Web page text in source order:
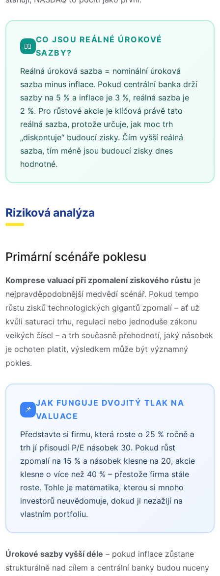
📖
CO JSOU REÁLNÉ ÚROKOVÉ
SAZBY?
Reálná úroková sazba = nominální úroková
sazba minus inflace. Pokud centrální banka drží
sazby na 5 % a inflace je 3 %, reálná sazba je
2 %. Pro růstové akcie je klíčová právě tato
reálná sazba, protože určuje, jak moc trh
„diskontuje“ budoucí zisky. Čím vyšší reálná
sazba, tím méně jsou budoucí zisky dnes
hodnotné.
Riziková analýza
Primární scénáře poklesu
Komprese valuací při zpomalení ziskového růstu je
nejpravděpodobnější medvědí scénář. Pokud tempo
růstu zisků technologických gigantů zpomalí – ať už
kvůli saturaci trhu, regulaci nebo jednoduše zákonu
velkých čísel – a trh současně přehodnotí, jaký násobek
je ochoten platit, výsledkem může být významný
pokles.
📌
JAK FUNGUJE DVOJITÝ TLAK NA
VALUACE
Představte si firmu, která roste o 25 % ročně a
trh jí přisoudí P/E násobek 30. Pokud růst
zpomalí na 15 % a násobek klesne na 20, akcie
klesne o více než 40 % – přestože firma stále
roste. Tohle je matematika, kterou si mnoho
investorů neuvědomuje, dokud ji nezažijí na
vlastním portfoliu.
Úrokové sazby vyšší déle – pokud inflace zůstane
strukturálně nad cílem a centrální banky budou nuceny